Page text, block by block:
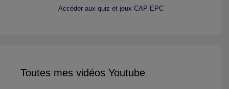
Accéder aux quiz et jeux CAP EPC
Toutes mes vidéos Youtube